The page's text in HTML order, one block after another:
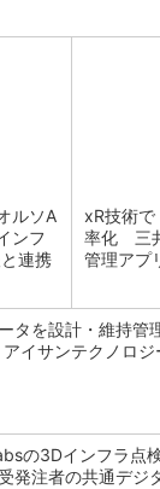
ルソA
ンフ
連携
xR技術で
率化 三
管理アプ
タを設計・維持管
イサンテクノロジ
の3Dインフラ点
発注者の共通デジ